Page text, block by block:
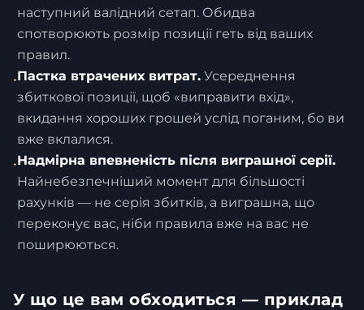
наступний валідний сетап. Обидва
спотворюють розмір позиції геть від ваших
правил.
•Пастка втрачених витрат. Усереднення
збиткової позиції, щоб «виправити вхід»,
вкидання хороших грошей услід поганим, бо ви
вже вклалися.
•Надмірна впевненість після виграшної серії.
Найнебезпечніший момент для більшості
рахунків — не серія збитків, а виграшна, що
переконує вас, ніби правила вже на вас не
поширюються.
У що це вам обходиться — приклад